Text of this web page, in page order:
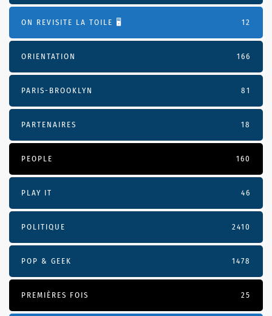
ON REVISITE LA TOILE 🖥️ 12
ORIENTATION 166
PARIS-BROOKLYN 81
PARTENAIRES 18
PEOPLE 160
PLAY IT 46
POLITIQUE 2410
POP & GEEK 1478
PREMIÈRES FOIS 25